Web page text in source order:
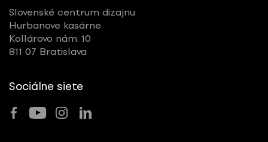
Slovenské centrum dizajnu
Hurbanove kasárne
Kollárovo nám. 10
811 07 Bratislava
Sociálne siete